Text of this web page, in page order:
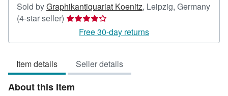
Sold byGraphikantiquariat Koenitz, Leipzig, Germany
(4-star seller) Seller
rating
4
5
stars
Free 30-day returns
Item details Seller details
About this Item